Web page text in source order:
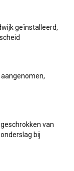
geïnstalleerd,
van
bij